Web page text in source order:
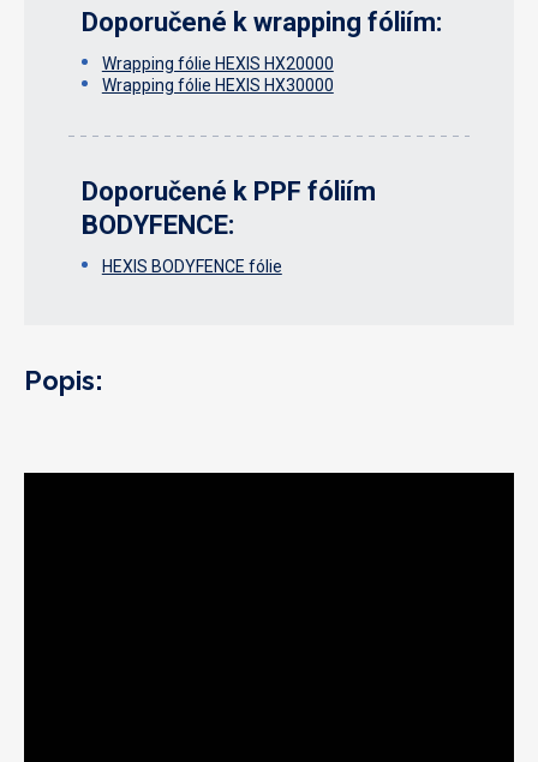
Popis:
Doporučené k wrapping fóliím:
Wrapping fólie HEXIS HX20000
Wrapping fólie HEXIS HX30000
Doporučené k PPF fóliím
BODYFENCE:
HEXIS BODYFENCE fólie